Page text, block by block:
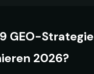
GEO-
2026?